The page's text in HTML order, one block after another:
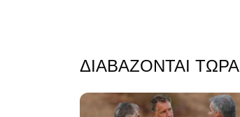
ΔΙΑΒΆΖΟΝΤΑΙ ΤΏΡΑ